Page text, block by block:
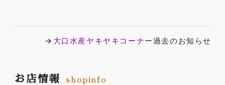
→ 大口水産ヤキヤキコーナー過去のお知らせ
お店情報 shopinfo